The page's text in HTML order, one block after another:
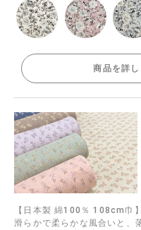
商品を詳し
【日本製 綿100％ 108cm巾】
滑らかで柔らかな風合いと、